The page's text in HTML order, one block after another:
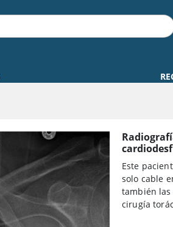
Este
solo cable
también
cirugía